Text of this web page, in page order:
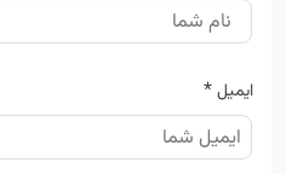
ایمیل*